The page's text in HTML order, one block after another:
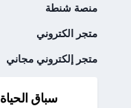
منصة شنطة
متجر الكتروني
متجر إلكتروني مجاني
سباق الحياة